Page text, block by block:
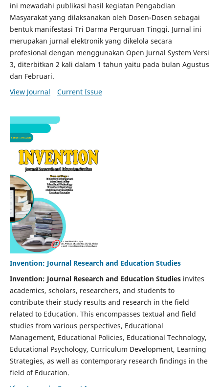
ini mewadahi publikasi hasil kegiatan Pengabdian
Masyarakat yang dilaksanakan oleh Dosen-Dosen sebagai
bentuk manifestasi Tri Darma Perguruan Tinggi. Jurnal ini
merupakan jurnal elektronik yang dikelola secara
profesional dengan menggunakan Open Jurnal System Versi
3, diterbitkan 2 kali dalam 1 tahun yaitu pada bulan Agustus
dan Februari.
View Journal
Current Issue
Invention: Journal Research and Education Studies
Invention: Journal Research and Education Studiesinvites
academics, scholars, researchers, and students to
contribute their study results and research in the field
related to Education. This encompasses textual and field
studies from various perspectives, Educational
Management, Educational Policies, Educational Technology,
Educational Psychology, Curriculum Development, Learning
Strategies, as well as contemporary research findings in the
field of Education.